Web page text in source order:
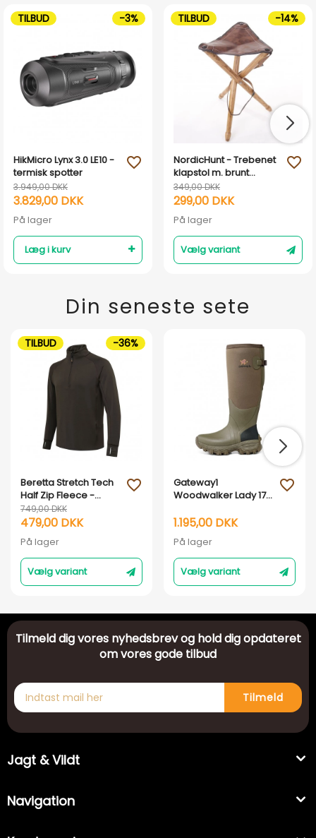
HikMicro Lynx 3.0 LE10 -
termisk spotter
3.949,00 DKK
3.829,00 DKK
På lager
Læg i kurv
favorite_outline
TILBUD -3%
NordicHunt - Trebenet
klapstol m. brunt
lædersæde
349,00 DKK
299,00 DKK
På lager
Vælg variant
favorite_outline
TILBUD -14%
Din seneste sete
Beretta Stretch Tech
Half Zip Fleece -
Fleksibelt mellemlag
749,00 DKK
479,00 DKK
På lager
Vælg variant
favorite_outline
TILBUD -36%
Gateway1
Woodwalker Lady 17"
neopren
Walnut
1.195,00 DKK
På lager
Vælg variant
favorite_outline
Tilmeld dig vores nyhedsbrev og hold dig opdateret
om vores gode tilbud
Tilmeld
Jagt & Vildt
Navigation